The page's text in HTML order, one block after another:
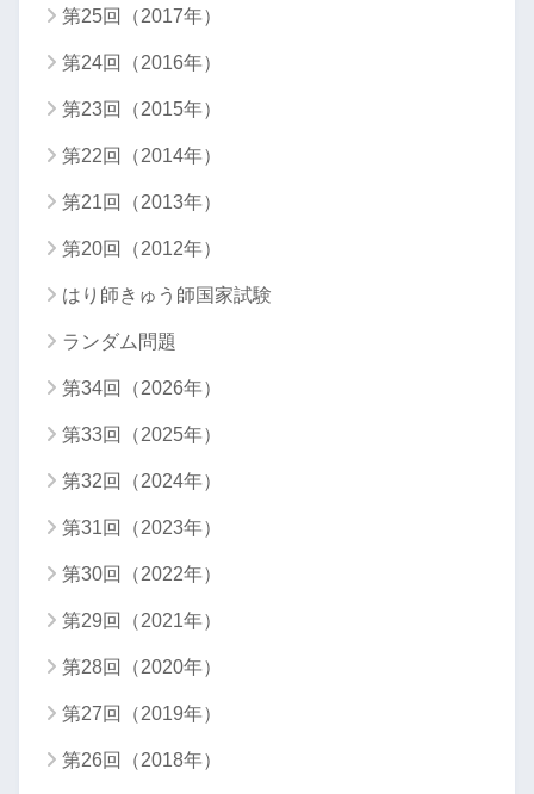
第25回（2017年）
第24回（2016年）
第23回（2015年）
第22回（2014年）
第21回（2013年）
第20回（2012年）
はり師きゅう師国家試験
ランダム問題
第34回（2026年）
第33回（2025年）
第32回（2024年）
第31回（2023年）
第30回（2022年）
第29回（2021年）
第28回（2020年）
第27回（2019年）
第26回（2018年）